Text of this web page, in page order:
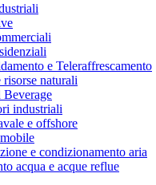
e Teleraffrescamento
risorse naturali
Beverage
industriali
e offshore
e condizionamento aria
acqua e acque reflue